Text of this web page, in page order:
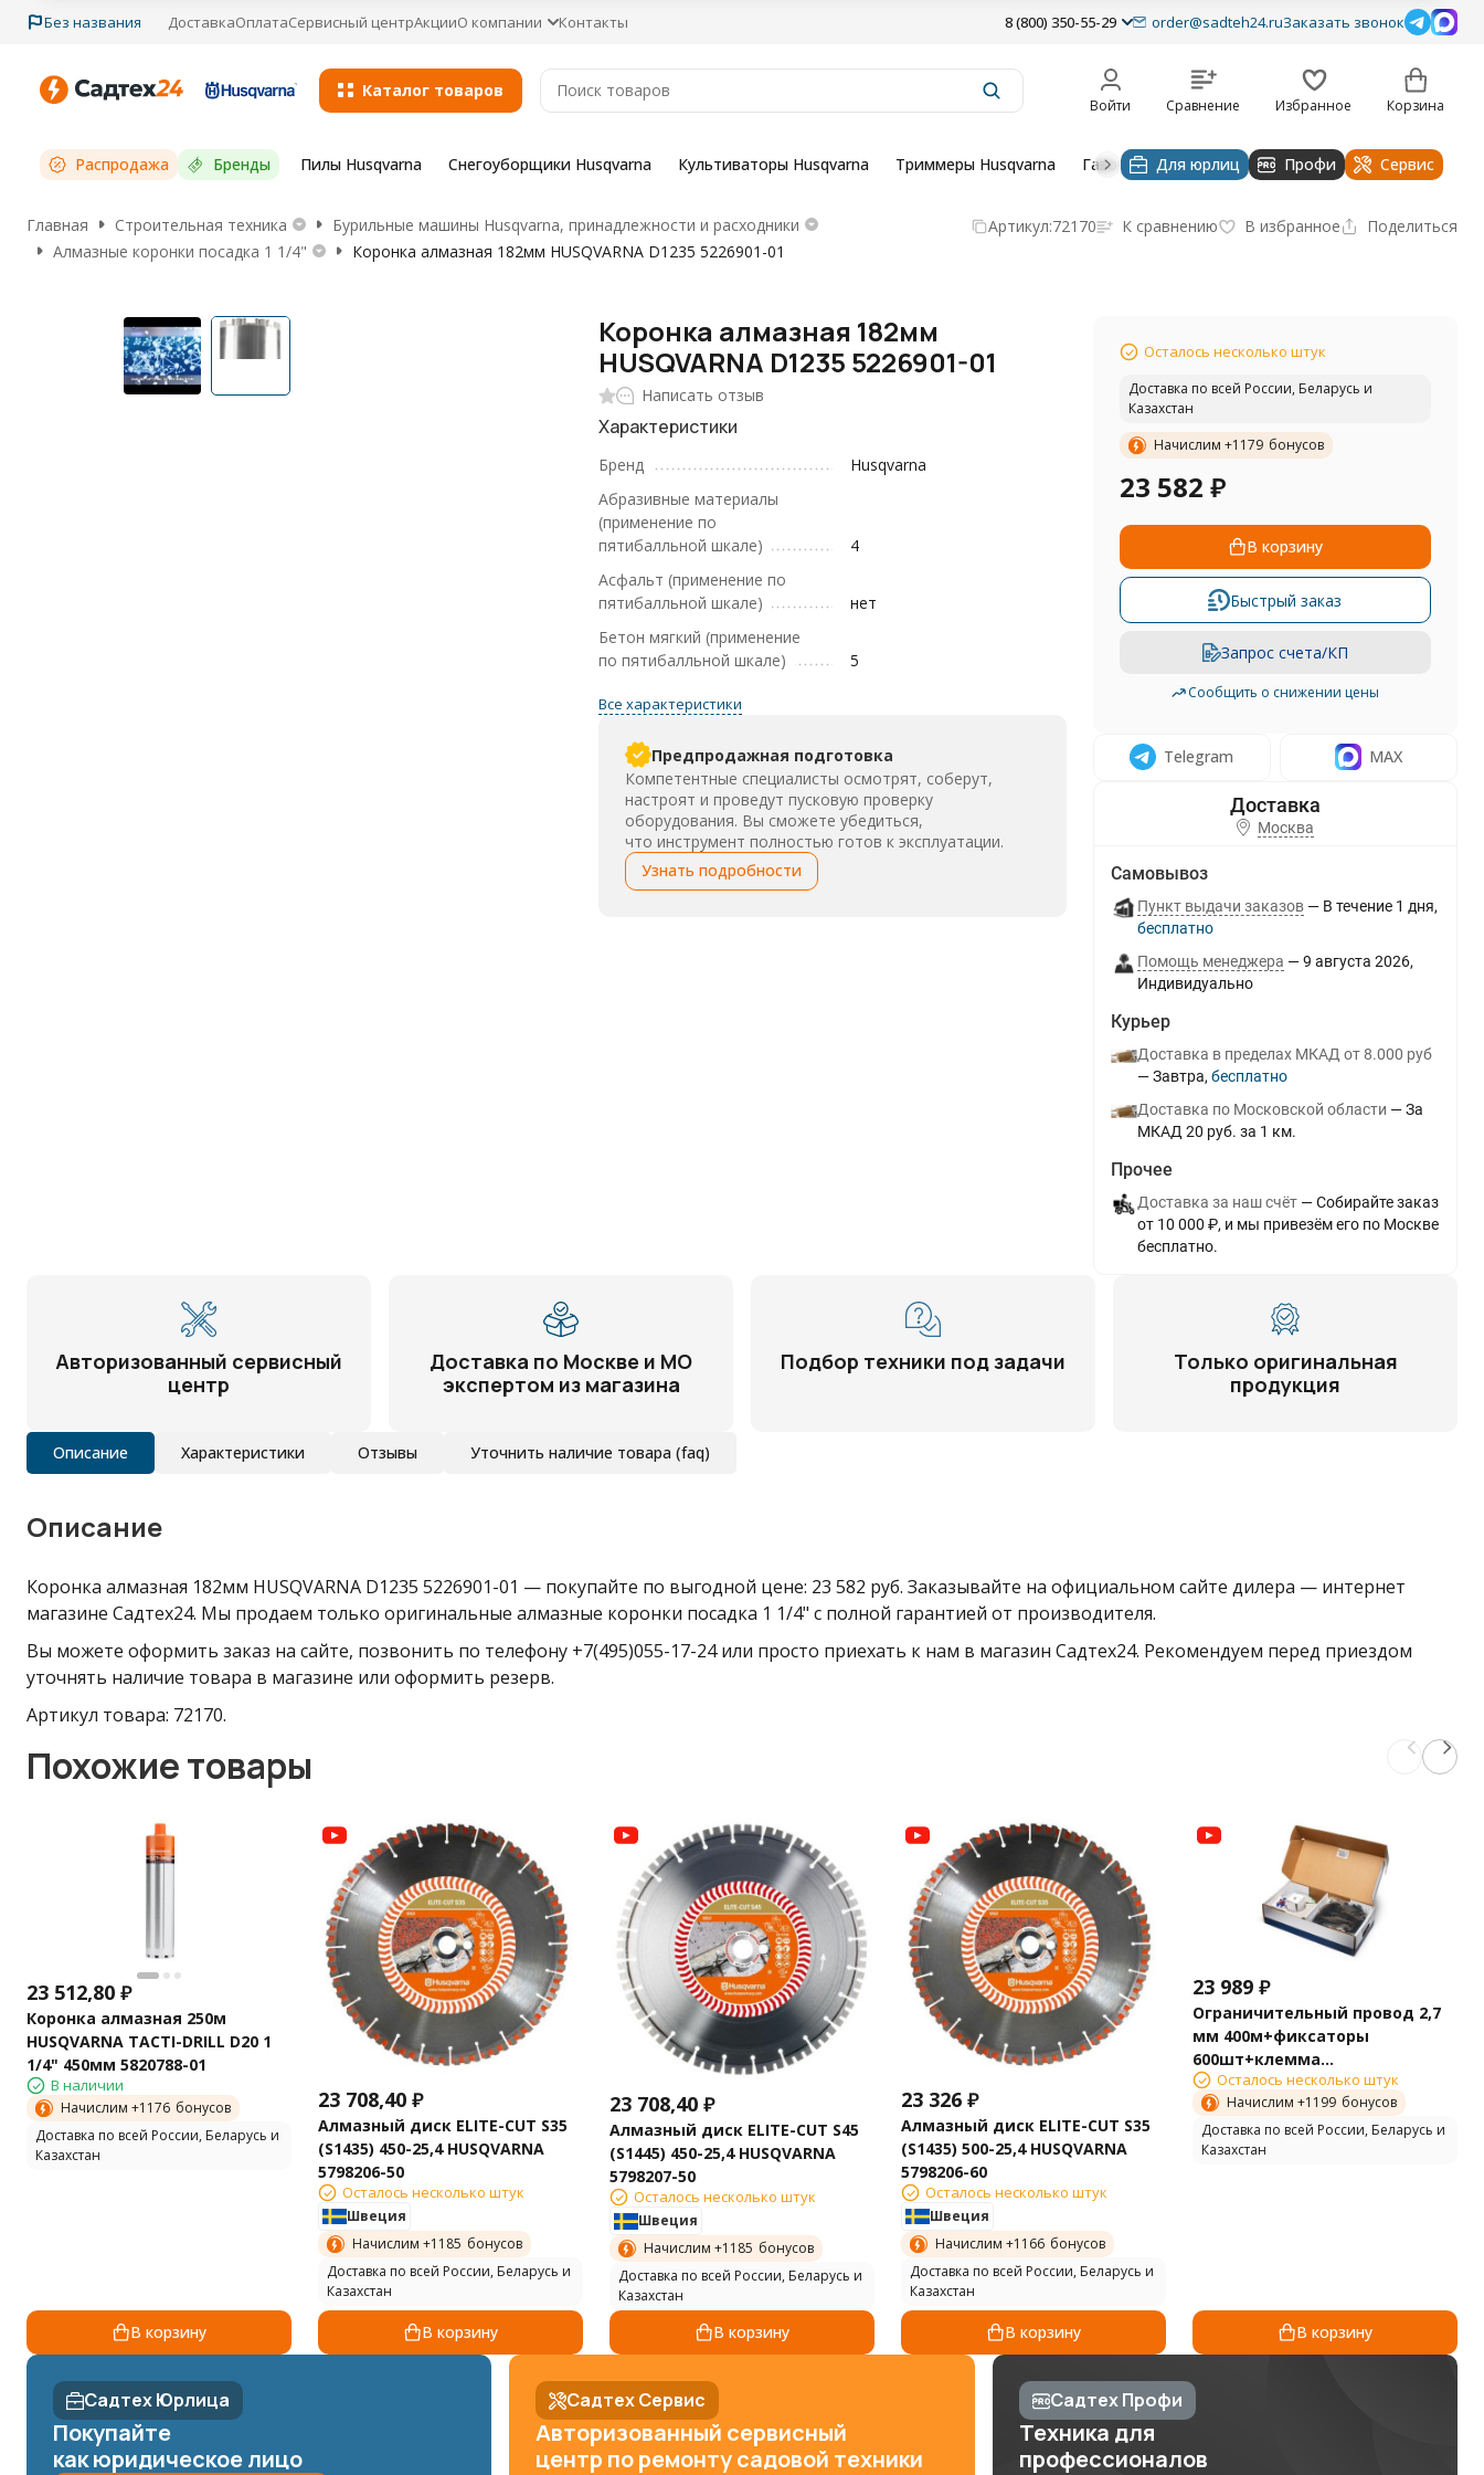
Без названия ДоставкаОплатаСервисный центрАкцииО компании Контакты 8 (800) 350-55-29 order@sadteh24.ruЗаказать звонок
Каталог товаров
Войти Сравнение Избранное Корзина
Распродажа Бренды Пилы Husqvarna Снегоуборщики Husqvarna Культиваторы Husqvarna Триммеры Husqvarna Газонокосилки husqvarna Тракторы и райдеры
Для юрлиц Профи Сервис
Главная Строительная техника
Бурильные машины Husqvarna, принадлежности и расходники
Алмазные коронки посадка 1 1/4"
Коронка алмазная 182мм HUSQVARNA D1235 5226901-01
Артикул:72170 К сравнению В избранное Поделиться
Коронка алмазная 182мм
HUSQVARNA D1235 5226901-01
Написать отзыв
Характеристики
Бренд
Husqvarna
Абразивные материалы
(применение по
пятибалльной шкале)
4
Асфальт (применение по
пятибалльной шкале)
нет
Бетон мягкий (применение
по пятибалльной шкале)
5
Все характеристики
Предпродажная подготовка
Компетентные специалисты осмотрят, соберут,
настроят и проведут пусковую проверку
оборудования. Вы сможете убедиться,
что инструмент полностью готов к эксплуатации.
Узнать подробности
Осталось несколько штук
Доставка по всей России, Беларусь и
Казахстан
Начислим +1179 бонусов
23 582 ₽
В корзину
Быстрый заказ
Запрос счета/КП
Сообщить о снижении цены
Telegram MAX
Москва
Самовывоз
Пункт выдачи заказов В течение 1 дня
Бесплатно
Помощь менеджера
9 августа 2026
Индивидуально
Курьер
Доставка в пределах МКАД от 8.000 руб
Завтра
Бесплатно
Доставка по Московской области
За
МКАД 20 руб. за 1 км.
Прочее
Доставка за наш счёт
Собирайте заказ
от 10 000 ₽, и мы привезём его по Москве
бесплатно.
Авторизованный сервисный
центр
Доставка по Москве и МО
экспертом из магазина
Подбор техники под задачи
Только оригинальная
продукция
Описание Характеристики Отзывы Уточнить наличие товара (faq)
Описание
Коронка алмазная 182мм HUSQVARNA D1235 5226901-01 — покупайте по выгодной цене: 23 582 руб. Заказывайте на официальном сайте дилера — интернет
магазине Садтех24. Мы продаем только оригинальные алмазные коронки посадка 1 1/4" с полной гарантией от производителя.
Вы можете оформить заказ на сайте, позвонить по телефону +7(495)055-17-24 или просто приехать к нам в магазин Садтех24. Рекомендуем перед приездом
уточнять наличие товара в магазине или оформить резерв.
Артикул товара: 72170.
Похожие товары
23 512,80 ₽
Коронка алмазная 250м
HUSQVARNA TACTI-DRILL D20 1
1/4" 450мм 5820788-01
В наличии
Начислим +1176 бонусов
Доставка по всей России, Беларусь и
Казахстан
В корзину
23 708,40 ₽
Алмазный диск ELITE-CUT S35
(S1435) 450-25,4 HUSQVARNA
5798206-50
Осталось несколько штук
Швеция
Начислим +1185 бонусов
Доставка по всей России, Беларусь и
Казахстан
В корзину
23 708,40 ₽
Алмазный диск ELITE-CUT S45
(S1445) 450-25,4 HUSQVARNA
5798207-50
Осталось несколько штук
Швеция
Начислим +1185 бонусов
Доставка по всей России, Беларусь и
Казахстан
В корзину
23 326 ₽
Алмазный диск ELITE-CUT S35
(S1435) 500-25,4 HUSQVARNA
5798206-60
Осталось несколько штук
Швеция
Начислим +1166 бонусов
Доставка по всей России, Беларусь и
Казахстан
В корзину
23 989 ₽
Ограничительный провод 2,7
мм 400м+фиксаторы
600шт+клемма
5шт+соединители 5шт
Husqvarna 9676236-03
Осталось несколько штук
Начислим +1199 бонусов
Доставка по всей России, Беларусь и
Казахстан
В корзину
Садтех Юрлица
Покупайте
как юридическое лицо
Садтех Сервис
Авторизованный сервисный
центр по ремонту садовой техники
Садтех Профи
Техника для
профессионалов